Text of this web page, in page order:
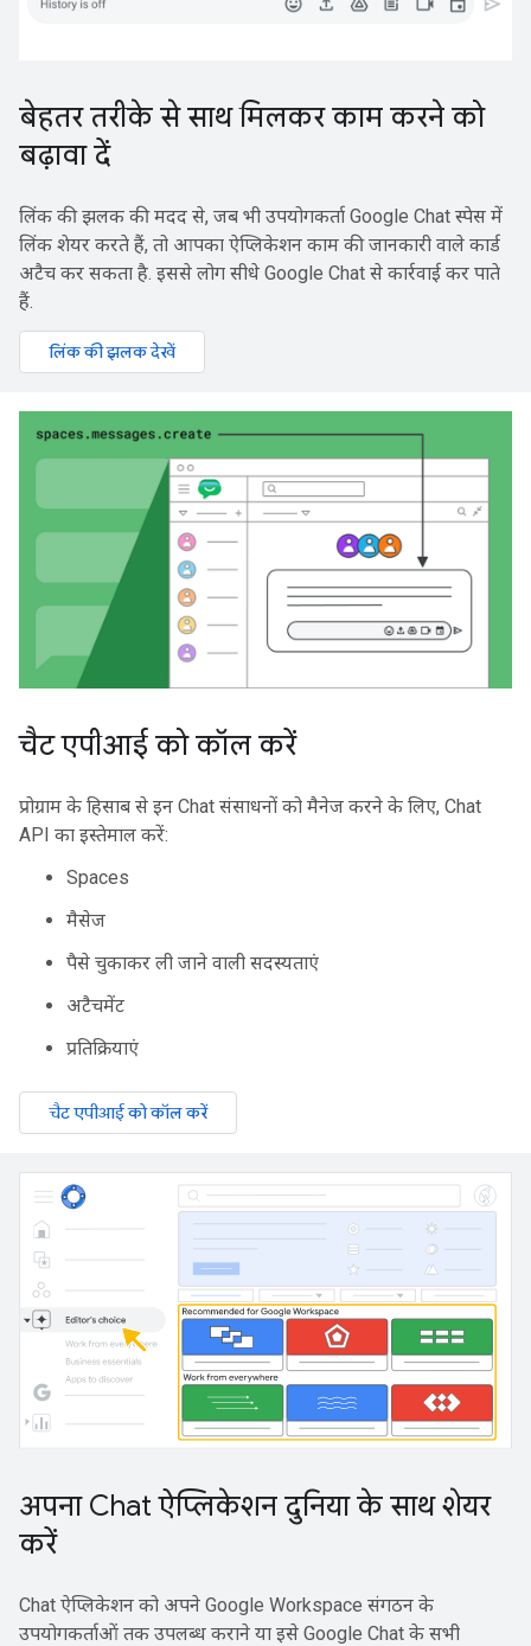
बेहतर तरीके से साथ मिलकर काम करने को
बढ़ावा दें
लिंक की झलक की मदद से, जब भी उपयोगकर्ता Google Chat स्पेस में
लिंक शेयर करते हैं, तो आपका ऐप्लिकेशन काम की जानकारी वाले कार्ड
अटैच कर सकता है. इससे लोग सीधे Google Chat से कार्रवाई कर पाते
हैं.
लिंक की झलक देखें
चैट एपीआई को कॉल करें
प्रोग्राम के हिसाब से इन Chat संसाधनों को मैनेज करने के लिए, Chat
API का इस्तेमाल करें:
Spaces
मैसेज
पैसे चुकाकर ली जाने वाली सदस्यताएं
अटैचमेंट
प्रतिक्रियाएं
चैट एपीआई को कॉल करें
अपना Chat ऐप्लिकेशन दुनिया के साथ शेयर
करें
Chat ऐप्लिकेशन को अपने Google Workspace संगठन के
उपयोगकर्ताओं तक उपलब्ध कराने या इसे Google Chat के सभी